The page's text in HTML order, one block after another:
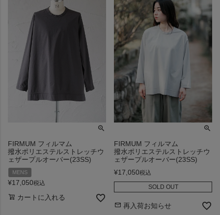
FIRMUM フィルマム
撥水ポリエステルストレッチウ
ェザープルオーバー(23SS)
MENS
¥17,050税込
カートに入れる
FIRMUM フィルマム
撥水ポリエステルストレッチウ
ェザープルオーバー(23SS)
¥17,050税込
SOLD OUT
再入荷お知らせ